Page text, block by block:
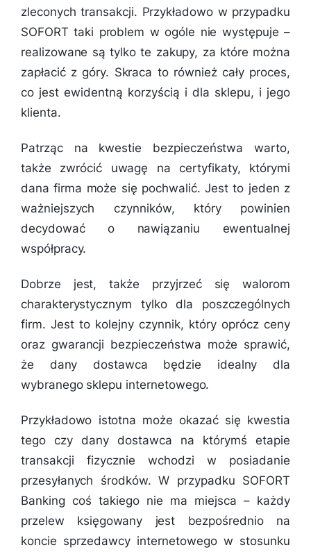
zleconych transakcji. Przykładowo w przypadku
SOFORT taki problem w ogóle nie występuje –
realizowane są tylko te zakupy, za które można
zapłacić z góry. Skraca to również cały proces,
co jest ewidentną korzyścią i dla sklepu, i jego
klienta.
Patrząc na kwestie bezpieczeństwa warto,
także zwrócić uwagę na certyfikaty, którymi
dana firma może się pochwalić. Jest to jeden z
ważniejszych czynników, który powinien
decydować o nawiązaniu ewentualnej
współpracy.
Dobrze jest, także przyjrzeć się walorom
charakterystycznym tylko dla poszczególnych
firm. Jest to kolejny czynnik, który oprócz ceny
oraz gwarancji bezpieczeństwa może sprawić,
że dany dostawca będzie idealny dla
wybranego sklepu internetowego.
Przykładowo istotna może okazać się kwestia
tego czy dany dostawca na którymś etapie
transakcji fizycznie wchodzi w posiadanie
przesyłanych środków. W przypadku SOFORT
Banking coś takiego nie ma miejsca – każdy
przelew księgowany jest bezpośrednio na
koncie sprzedawcy internetowego w stosunku